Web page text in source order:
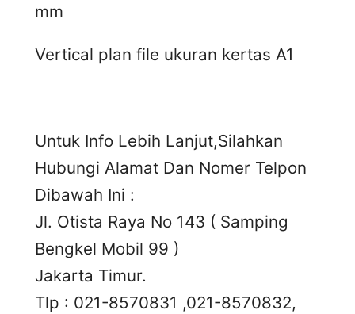
mm
Vertical plan file ukuran kertas A1
Untuk Info Lebih Lanjut,Silahkan
Hubungi Alamat Dan Nomer Telpon
Dibawah Ini :
Jl. Otista Raya No 143 ( Samping
Bengkel Mobil 99 )
Jakarta Timur.
Tlp : 021-8570831 ,021-8570832,